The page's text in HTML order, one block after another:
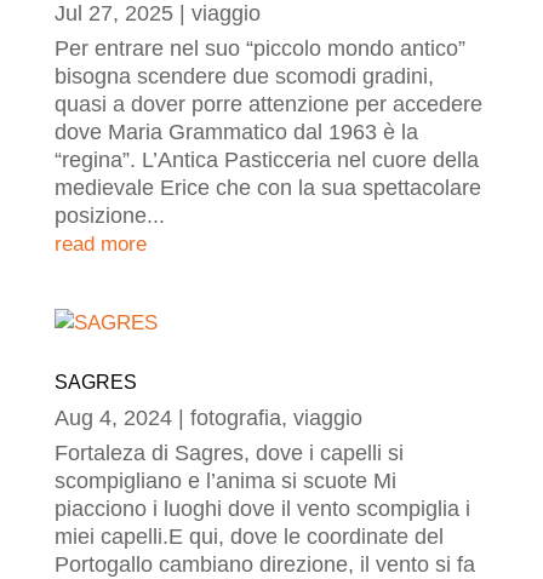
Jul 27, 2025| viaggio
Per entrare nel suo “piccolo mondo antico”
bisogna scendere due scomodi gradini,
quasi a dover porre attenzione per accedere
dove Maria Grammatico dal 1963 è la
“regina”. L’Antica Pasticceria nel cuore della
medievale Erice che con la sua spettacolare
posizione...
read more
SAGRES
Aug 4, 2024| fotografia, viaggio
Fortaleza di Sagres, dove i capelli si
scompigliano e l’anima si scuote Mi
piacciono i luoghi dove il vento scompiglia i
miei capelli.E qui, dove le coordinate del
Portogallo cambiano direzione, il vento si fa